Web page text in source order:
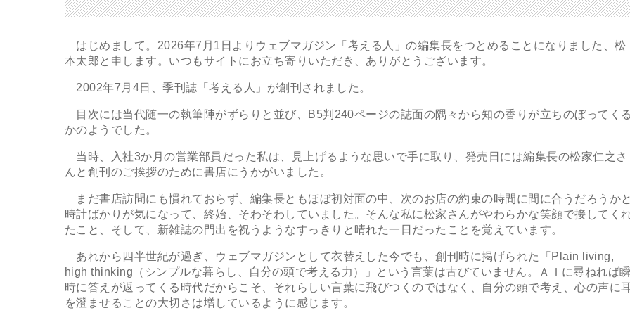
はじめまして。2026年7月1日よりウェブマガジン「考える人」の編集長をつとめることになりました、松
本太郎と申します。いつもサイトにお立ち寄りいただき、ありがとうございます。
2002年7月4日、季刊誌「考える人」が創刊されました。
目次には当代随一の執筆陣がずらりと並び、B5判240ページの誌面の隅々から知の香りが立ちのぼってく
かのようでした。
当時、入社3か月の営業部員だった私は、見上げるような思いで手に取り、発売日には編集長の松家仁之さ
んと創刊のご挨拶のために書店にうかがいました。
まだ書店訪問にも慣れておらず、編集長ともほぼ初対面の中、次のお店の約束の時間に間に合うだろうか
時計ばかりが気になって、終始、そわそわしていました。そんな私に松家さんがやわらかな笑顔で接してく
たこと、そして、新雑誌の門出を祝うようなすっきりと晴れた一日だったことを覚えています。
あれから四半世紀が過ぎ、ウェブマガジンとして衣替えした今でも、創刊時に掲げられた「Plain living,
high thinking（シンプルな暮らし、自分の頭で考える力）」という言葉は古びていません。ＡＩに尋ねれば
時に答えが返ってくる時代だからこそ、それらしい言葉に飛びつくのではなく、自分の頭で考え、心の声に
を澄ませることの大切さは増しているように感じます。